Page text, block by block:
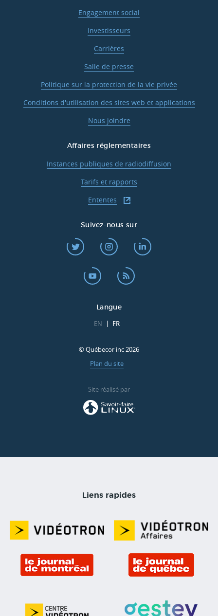
Engagement social
Investisseurs
Carrières
Salle de presse
Politique sur la protection de la vie privée
Conditions d'utilisation des sites web et applications
Nous joindre
Affaires réglementaires
Instances publiques de radiodiffusion
Tarifs et rapports
Ententes
Suivez-nous sur
Langue
EN FR
© Québecor inc 2026
Plan du site
Site réalisé par
Liens rapides